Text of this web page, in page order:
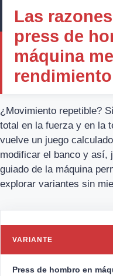
Las
press de
máquina
¿Movimiento repetible?
total en la fuerza y en la
vuelve un juego
modificar el banco y así,
guiado de la máquina
explorar variantes sin
VARIANTE
Press de hombro en